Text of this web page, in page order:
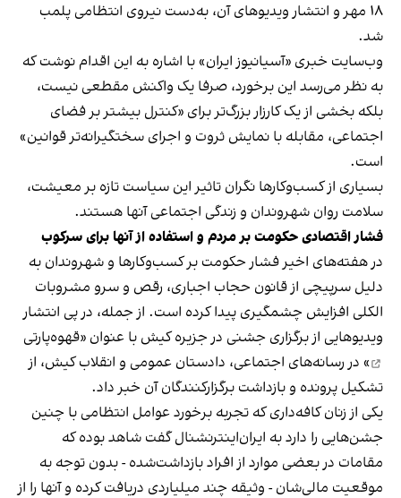
۱۸ مهر و انتشار ویدیوهای آن، به‌دست نیروی انتظامی پلمب
شد.
وب‌سایت خبری «آسیانیوز ایران» با اشاره به این اقدام نوشت که
به نظر می‌رسد این برخورد، صرفا یک واکنش مقطعی نیست،
بلکه بخشی از یک کارزار بزرگ‌تر برای «کنترل بیشتر بر فضای
اجتماعی، مقابله با نمایش ثروت و اجرای سختگیرانه‌تر قوانین»
است.
بسیاری از کسب‌وکارها نگران تاثیر این سیاست‌ تازه بر معیشت،
سلامت روان شهروندان و زندگی اجتماعی آنها هستند.
فشار اقتصادی حکومت بر مردم و استفاده از آنها برای سرکوب
در هفته‌های اخیر فشار حکومت بر کسب‌وکارها و شهروندان به
دلیل سرپیچی از قانون حجاب اجباری، رقص و سرو مشروبات
الکلی افزایش چشمگیری پیدا کرده است. از جمله، در پی انتشار
ویدیوهایی از برگزاری جشنی در جزیره کیش با عنوان «قهوه‌پارتی
» در رسانه‌های اجتماعی، دادستان عمومی و انقلاب کیش، از
تشکیل پرونده و بازداشت برگزارکنندگان آن خبر داد.
یکی از زنان کافه‌داری که تجربه برخورد عوامل انتظامی با چنین
جشن‌هایی را دارد به ایران‌اینترنشنال گفت شاهد بوده که
مقامات در بعضی موارد از افراد بازداشت‌‌شده - بدون توجه به
موقعیت مالی‌شان - وثیقه چند میلیاردی دریافت کرده و آنها را از